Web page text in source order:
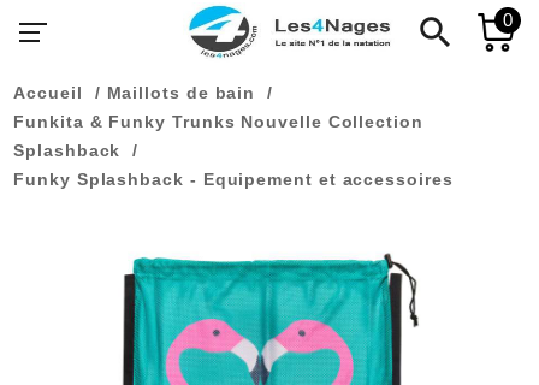
search 0
Accueil
Maillots de bain
Funkita & Funky Trunks Nouvelle Collection
Splashback
Funky Splashback - Equipement et accessoires